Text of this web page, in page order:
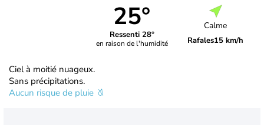
25°
Ressenti 28°
en raison de l'humidité
Calme
Rafales15 km/h
Ciel à moitié nuageux.
Sans précipitations.
Aucun risque de pluie